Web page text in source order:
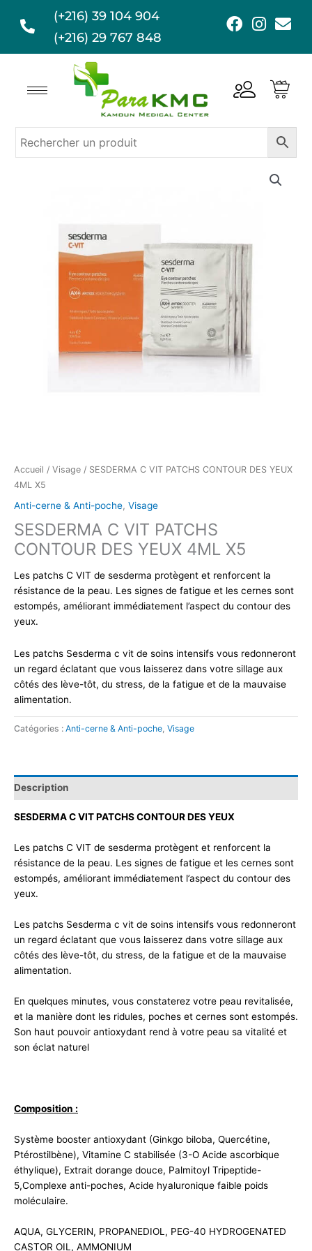
(+216) 39 104 904
(+216) 29 767 848
F
c
b
o
I
s
E
v
l
o
e
Accueil / Visage / SESDERMA C VIT PATCHS CONTOUR DES YEUX
4ML X5
Anti-cerne & Anti-poche, Visage
SESDERMA C VIT PATCHS
CONTOUR DES YEUX 4ML X5
Les patchs C VIT de sesderma protègent et renforcent la
résistance de la peau. Les signes de fatigue et les cernes sont
estompés, améliorant immédiatement l’aspect du contour des
yeux.
Les patchs Sesderma c vit de soins intensifs vous redonneront
un regard éclatant que vous laisserez dans votre sillage aux
côtés des lève-tôt, du stress, de la fatigue et de la mauvaise
alimentation.
Catégories : Anti-cerne & Anti-poche, Visage
Description
SESDERMA C VIT PATCHS CONTOUR DES YEUX
Les patchs C VIT de sesderma protègent et renforcent la
résistance de la peau. Les signes de fatigue et les cernes sont
estompés, améliorant immédiatement l’aspect du contour des
yeux.
Les patchs Sesderma c vit de soins intensifs vous redonneront
un regard éclatant que vous laisserez dans votre sillage aux
côtés des lève-tôt, du stress, de la fatigue et de la mauvaise
alimentation.
En quelques minutes, vous constaterez votre peau revitalisée,
et la manière dont les ridules, poches et cernes sont estompés.
Son haut pouvoir antioxydant rend à votre peau sa vitalité et
son éclat naturel
Composition :
Système booster antioxydant (Ginkgo biloba, Quercétine,
Ptérostilbène), Vitamine C stabilisée (3-O Acide ascorbique
éthylique), Extrait dorange douce, Palmitoyl Tripeptide-
5,Complexe anti-poches, Acide hyaluronique faible poids
moléculaire.
AQUA, GLYCERIN, PROPANEDIOL, PEG-40 HYDROGENATED
CASTOR OIL, AMMONIUM